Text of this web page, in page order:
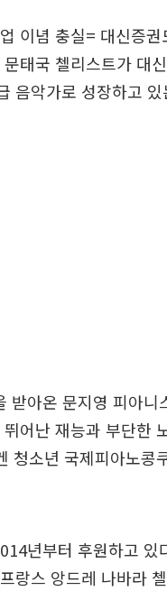
이념 충실= 대신증
태국 첼리스트가 대
음악가로 성장하고
아온 문지영 피아니
어난 재능과 부단한
청소년 국제피아노콩
년부터 후원하고
랑스 앙드레 나바라